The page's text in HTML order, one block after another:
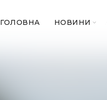
ГОЛОВНА НОВИНИ